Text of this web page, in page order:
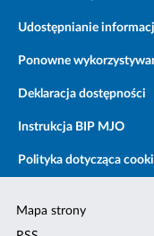
Udostępnianie
Ponowne
Deklaracja dostępności
Instrukcja BIP MJO
Polityka dotycząca
Mapa strony